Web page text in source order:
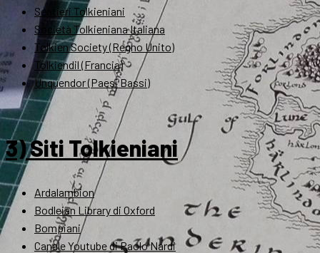
Sentieri Tolkieniani
Società Tolkieniana Italiana
Tolkien Society (Regno Unito)
Tolkiendil (Francia)
Unquendor (Paesi Bassi)
3) Siti Tolkieniani
Ardalambion
Bodleian Library di Oxford
Bompiani
Canale Youtube di Paolo Nardi